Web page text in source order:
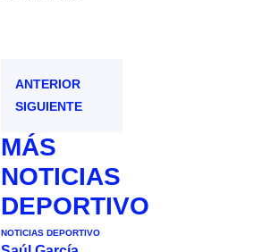
ANTERIOR
SIGUIENTE
MÁS
NOTICIAS
DEPORTIVO
NOTICIAS DEPORTIVO